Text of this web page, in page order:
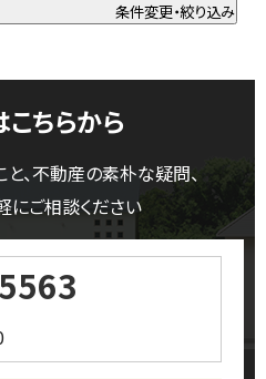
条件変更・絞り込み
ちらから
と、不動産の素朴な疑問、
にご相談ください